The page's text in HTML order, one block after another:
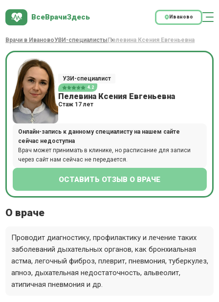
ВсеВрачиЗдесь Иваново
Врачи в ИвановоУЗИ-специалисты Пелевина Ксения Евгеньевна
УЗИ-специалист
4.2
Пелевина Ксения Евгеньевна
Стаж 17 лет
Онлайн-запись к данному специалисту на нашем сайте
сейчас недоступна
Врач может принимать в клинике, но расписание для записи
через сайт нам сейчас не передается.
ОСТАВИТЬ ОТЗЫВ О ВРАЧЕ
О враче
Проводит диагностику, профилактику и лечение таких
заболеваний дыхательных органов, как бронхиальная
астма, легочный фиброз, плеврит, пневмония, туберкулез,
апноэ, дыхательная недостаточность, альвеолит,
атипичная пневмония и др.